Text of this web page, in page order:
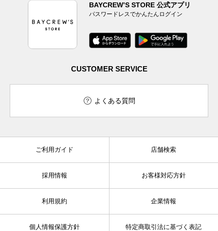
BAYCREW’S STORE 公式アプリ
パスワードレスでかんたんログイン
CUSTOMER SERVICE
よくある質問
ご利用ガイド 店舗検索
採用情報 お客様対応方針
利用規約 企業情報
個人情報保護方針 特定商取引法に基づく表記